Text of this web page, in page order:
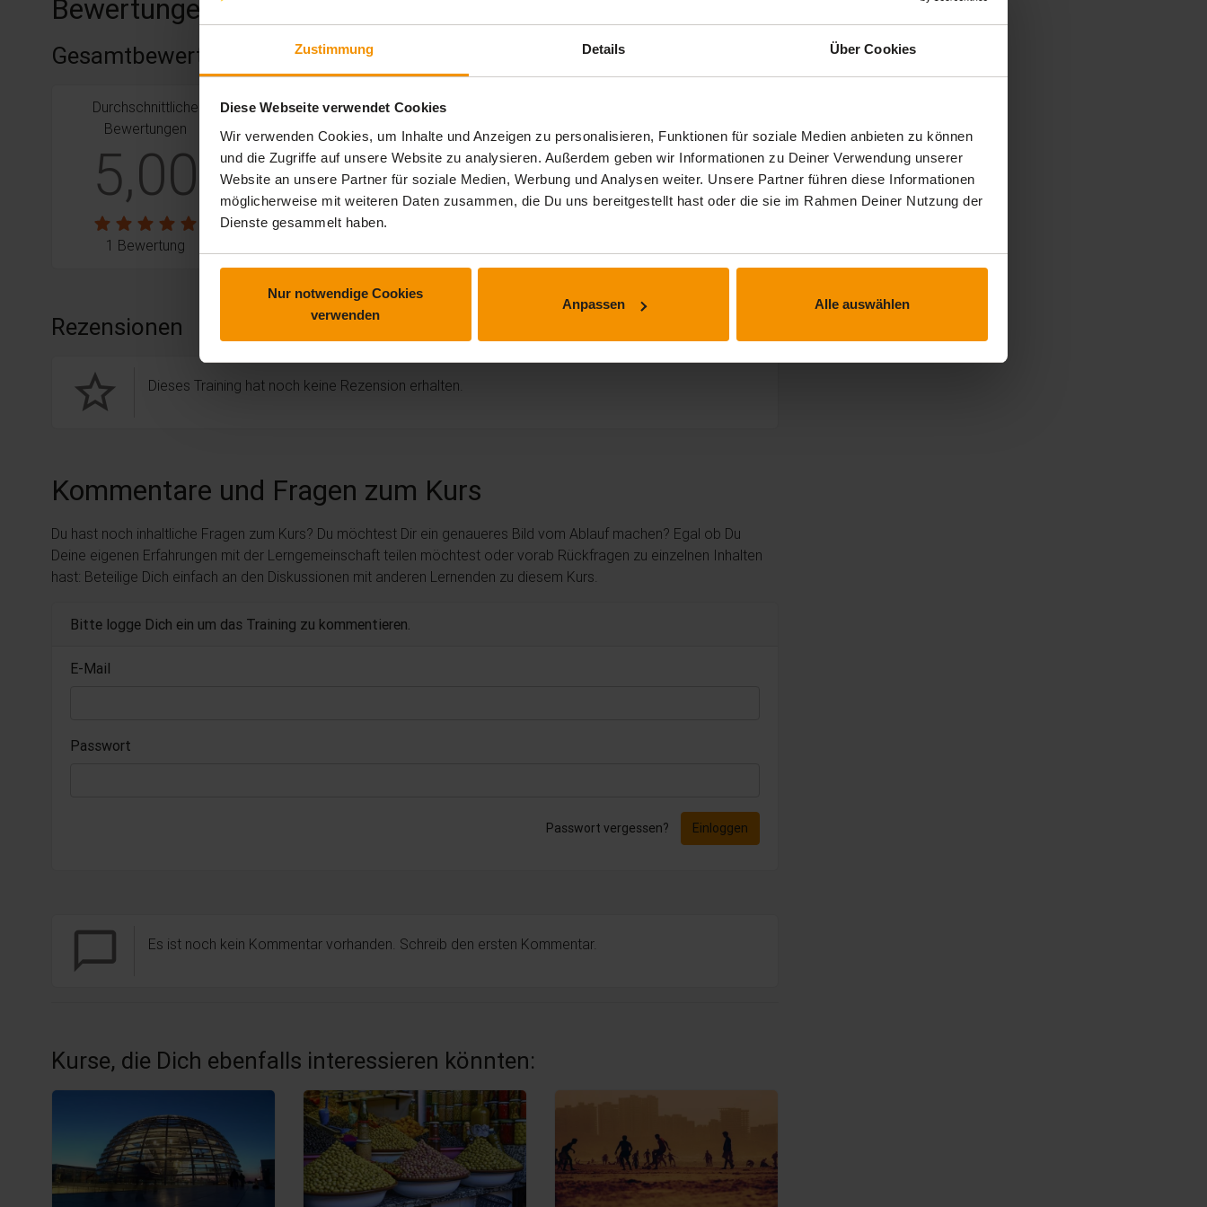
Zustimmung Details Über Cookies
Diese Webseite verwendet Cookies
Wir verwenden Cookies, um Inhalte und Anzeigen zu personalisieren, Funktionen für soziale Medien anbieten zu können
und die Zugriffe auf unsere Website zu analysieren. Außerdem geben wir Informationen zu Deiner Verwendung unserer
Website an unsere Partner für soziale Medien, Werbung und Analysen weiter. Unsere Partner führen diese Informationen
möglicherweise mit weiteren Daten zusammen, die Du uns bereitgestellt hast oder die sie im Rahmen Deiner Nutzung der
Dienste gesammelt haben.
Nur notwendige Cookies
verwenden
Anpassen Alle auswählen
Bewertungen
Gesamtbewertung
Durchschnittliche
Bewertungen
5,00
1 Bewertung
5 stars: 1
Bewertungen
4stars: 0
Bewertungen
3stars: 0
Bewertungen
2stars: 0
Bewertungen
Rezensionen
star_border Dieses Training hat noch keine Rezension erhalten.
Kommentare und Fragen zum Kurs
Du hast noch inhaltliche Fragen zum Kurs? Du möchtest Dir ein genaueres Bild vom Ablauf machen? Egal ob Du
Deine eigenen Erfahrungen mit der Lerngemeinschaft teilen möchtest oder vorab Rückfragen zu einzelnen Inhalten
hast: Beteilige Dich einfach an den Diskussionen mit anderen Lernenden zu diesem Kurs.
Bitte logge Dich ein um das Training zu kommentieren.
E-Mail
Passwort
Passwort vergessen? Einloggen
chat_bubble_outline Es ist noch kein Kommentar vorhanden. Schreib den ersten Kommentar.
Kurse, die Dich ebenfalls interessieren könnten: